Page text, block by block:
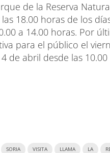
de la Reserva
18.00 horas de los
a 14.00 horas. Por
para el público el
de abril desde las
SORIA VISITA LLAMA LA